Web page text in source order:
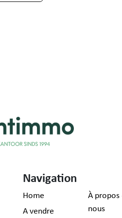
Navigation
Home
A vendre
À propos
nous